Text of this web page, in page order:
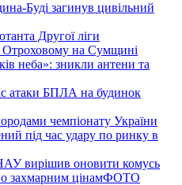
Буді загинув цивільний
Другої ліги
на Сумщині
неба»: зникли антени та
атаки БПЛА на будинок
чемпіонату України
під час удару по ринку в
вирішив оновити комусь
захмарним цінамФОТО